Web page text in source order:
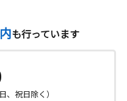
も行っています
、祝日除く）